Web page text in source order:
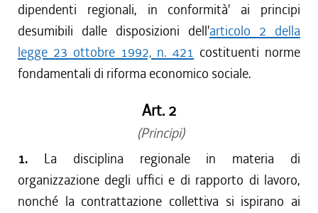
dipendenti regionali, in conformità' ai principi
desumibili dalle disposizioni dell'articolo 2 della
legge 23 ottobre 1992, n. 421 costituenti norme
fondamentali di riforma economico sociale.
Art. 2
(Principi)
1. La disciplina regionale in materia di
organizzazione degli uffici e di rapporto di lavoro,
nonché la contrattazione collettiva si ispirano ai